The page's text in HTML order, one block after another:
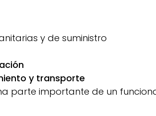
y de suministro
y transporte
parte importante de un